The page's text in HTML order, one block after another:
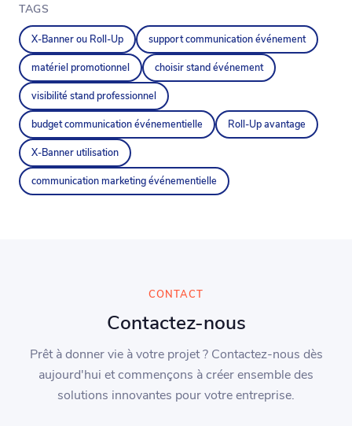
TAGS
X-Banner ou Roll-Up support communication événement
matériel promotionnel choisir stand événement
visibilité stand professionnel
budget communication événementielle Roll-Up avantage
X-Banner utilisation
communication marketing événementielle
CONTACT
Contactez-nous
Prêt à donner vie à votre projet ? Contactez-nous dès
aujourd'hui et commençons à créer ensemble des
solutions innovantes pour votre entreprise.